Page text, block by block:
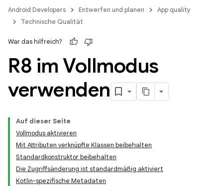
Android Developers Entwerfen und planen
App quality
Technische Qualität
War das hilfreich?
R8 im Vollmodus
verwenden
Auf dieser Seite
Vollmodus aktivieren
Mit Attributen verknüpfte Klassen beibehalten
Standardkonstruktor beibehalten
Die Zugriffsänderung ist standardmäßig aktiviert
Kotlin-spezifische Metadaten